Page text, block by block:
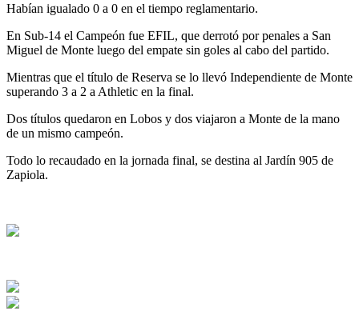
Habían igualado 0 a 0 en el tiempo reglamentario.
En Sub-14 el Campeón fue EFIL, que derrotó por penales a San
Miguel de Monte luego del empate sin goles al cabo del partido.
Mientras que el título de Reserva se lo llevó Independiente de Monte
superando 3 a 2 a Athletic en la final.
Dos títulos quedaron en Lobos y dos viajaron a Monte de la mano
de un mismo campeón.
Todo lo recaudado en la jornada final, se destina al Jardín 905 de
Zapiola.